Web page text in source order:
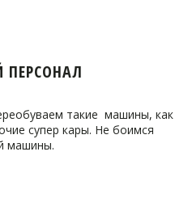
такие машины, как
супер кары. Не боимся
машины.